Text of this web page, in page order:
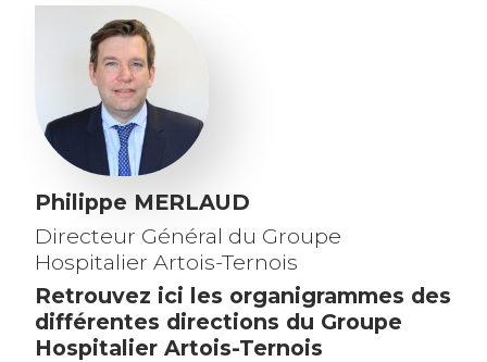
Philippe MERLAUD
Directeur Général du Groupe
Hospitalier Artois-Ternois
Retrouvez ici les organigrammes des
différentes directions du Groupe
Hospitalier Artois-Ternois